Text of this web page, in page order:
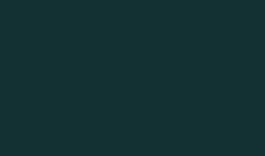
para hacer cerveza